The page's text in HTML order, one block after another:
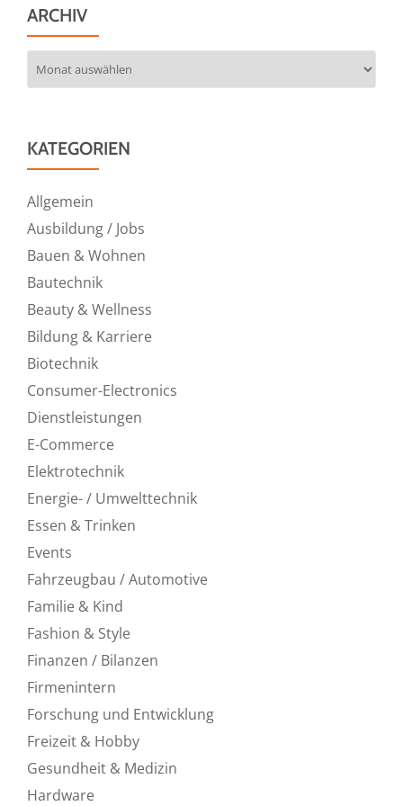
ARCHIV
KATEGORIEN
Allgemein
Ausbildung / Jobs
Bauen & Wohnen
Bautechnik
Beauty & Wellness
Bildung & Karriere
Biotechnik
Consumer-Electronics
Dienstleistungen
E-Commerce
Elektrotechnik
Energie- / Umwelttechnik
Essen & Trinken
Events
Fahrzeugbau / Automotive
Familie & Kind
Fashion & Style
Finanzen / Bilanzen
Firmenintern
Forschung und Entwicklung
Freizeit & Hobby
Gesundheit & Medizin
Hardware